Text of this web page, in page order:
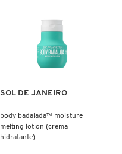
Ver más
SOL DE JANEIRO
body badalada™ moisture
melting lotion (crema
hidratante)